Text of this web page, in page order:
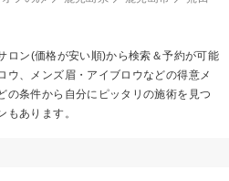
ロン(価格が安い順)から検索＆予約が可能
ウ、メンズ眉・アイブロウなどの得意メ
の条件から自分にピッタリの施術を見つ
もあります。